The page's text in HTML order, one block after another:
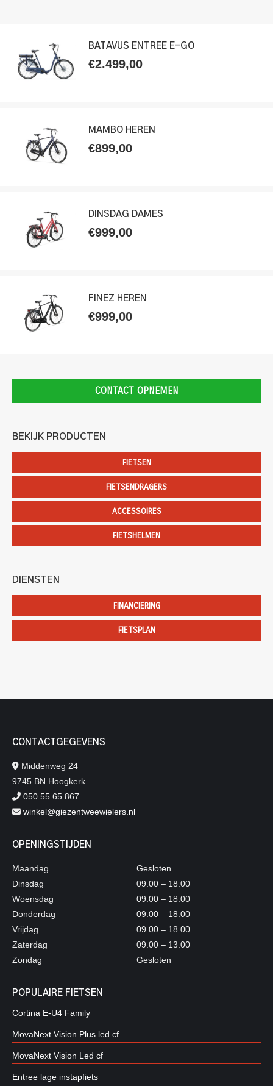
BATAVUS ENTREE E-GO
€2.499,00
MAMBO HEREN
€899,00
DINSDAG DAMES
€999,00
FINEZ HEREN
€999,00
CONTACT OPNEMEN
BEKIJK PRODUCTEN
FIETSEN
FIETSENDRAGERS
ACCESSOIRES
FIETSHELMEN
DIENSTEN
FINANCIERING
FIETSPLAN
CONTACTGEGEVENS
Middenweg 24
9745 BN Hoogkerk
050 55 65 867
winkel@giezentweewielers.nl
OPENINGSTIJDEN
Maandag
Dinsdag
Woensdag
Donderdag
Vrijdag
Zaterdag
Zondag
Gesloten
09.00 – 18.00
09.00 – 18.00
09.00 – 18.00
09.00 – 18.00
09.00 – 13.00
Gesloten
POPULAIRE FIETSEN
Cortina E-U4 Family
MovaNext Vision Plus led cf
MovaNext Vision Led cf
Entree lage instapfiets